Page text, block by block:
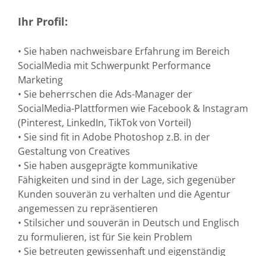
Ihr Profil:
• Sie haben nachweisbare Erfahrung im Bereich
SocialMedia mit Schwerpunkt Performance
Marketing
• Sie beherrschen die Ads-Manager der
SocialMedia-Plattformen wie Facebook & Instagram
(Pinterest, LinkedIn, TikTok von Vorteil)
• Sie sind fit in Adobe Photoshop z.B. in der
Gestaltung von Creatives
• Sie haben ausgeprägte kommunikative
Fähigkeiten und sind in der Lage, sich gegenüber
Kunden souverän zu verhalten und die Agentur
angemessen zu repräsentieren
• Stilsicher und souverän in Deutsch und Englisch
zu formulieren, ist für Sie kein Problem
• Sie betreuten gewissenhaft und eigenständig